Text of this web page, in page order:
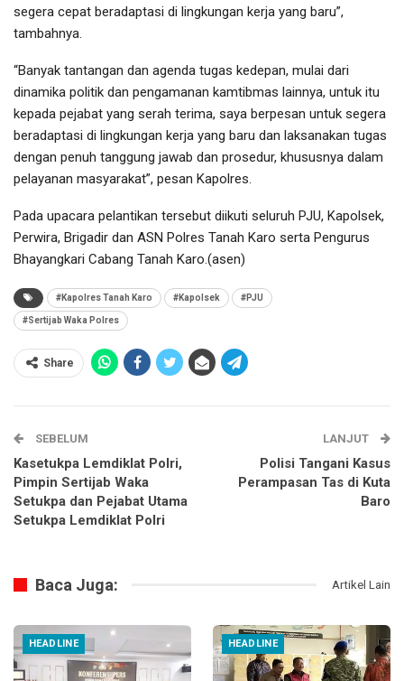
segera cepat beradaptasi di lingkungan kerja yang baru”,
tambahnya.
“Banyak tantangan dan agenda tugas kedepan, mulai dari
dinamika politik dan pengamanan kamtibmas lainnya, untuk itu
kepada pejabat yang serah terima, saya berpesan untuk segera
beradaptasi di lingkungan kerja yang baru dan laksanakan tugas
dengan penuh tanggung jawab dan prosedur, khususnya dalam
pelayanan masyarakat”, pesan Kapolres.
Pada upacara pelantikan tersebut diikuti seluruh PJU, Kapolsek,
Perwira, Brigadir dan ASN Polres Tanah Karo serta Pengurus
Bhayangkari Cabang Tanah Karo.(asen)
#Kapolres Tanah Karo #Kapolsek #PJU
#Sertijab Waka Polres
Share
SEBELUM
Kasetukpa Lemdiklat Polri,
Pimpin Sertijab Waka
Setukpa dan Pejabat Utama
Setukpa Lemdiklat Polri
LANJUT
Polisi Tangani Kasus
Perampasan Tas di Kuta
Baro
Baca Juga: Artikel Lain
HEADLINE HEADLINE